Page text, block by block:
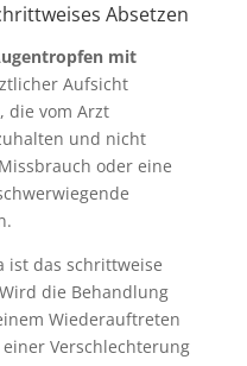
Absetzen
mit
Aufsicht
die vom Arzt
und nicht
oder eine
ist das schrittweise
die Behandlung
Wiederauftreten
Verschlechterung